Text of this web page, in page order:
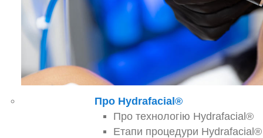
Про Hydrafacial®
Про технологію Hydrafacial®
Етапи процедури Hydrafacial®